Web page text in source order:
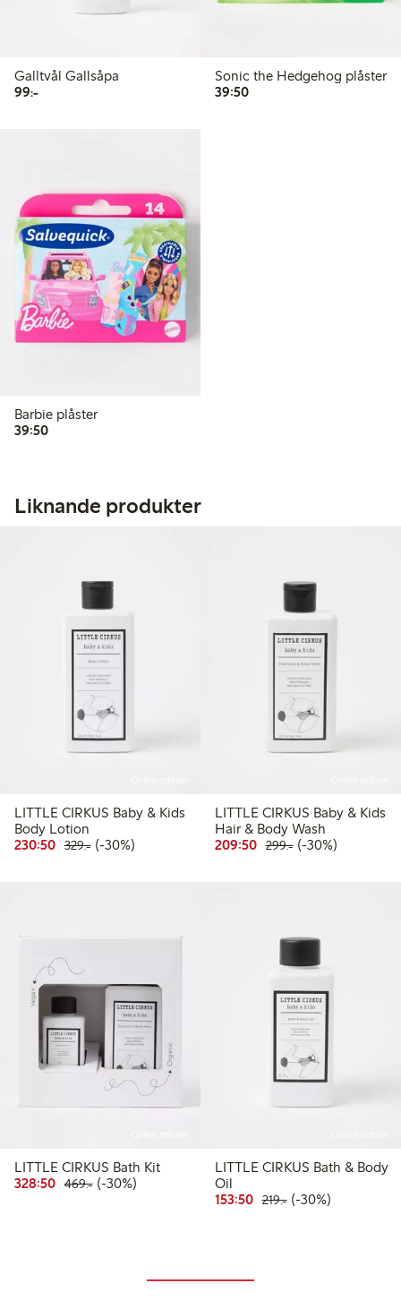
Galltvål Gallsåpa
99:-99,00 kr
Sonic the Hedgehog plåster
39:5039,50 kr
Barbie plåster
39:5039,50 kr
Liknande produkter
LITTLE CIRKUS Baby & Kids
Body Lotion
230:50 Rabatterat pris: 230,50 kr
329:-Ordinarie pris: 329,00 kr
30% rabatt
(-30%)
LITTLE CIRKUS Baby & Kids
Hair & Body Wash
209:50 Rabatterat pris:
299:-Ordinarie pris:
30% rabatt
(-30%)
LITTLE CIRKUS Bath Kit
328:50 Rabatterat pris: 328,50 kr
469:-Ordinarie pris: 469,00 kr
30% rabatt
(-30%)
LITTLE CIRKUS Bath & Body
Oil
153:50 Rabatterat pris: 153,50
219:-Ordinarie pris:
30% rabatt
(-30%)